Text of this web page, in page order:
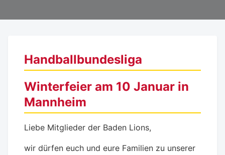
Handballbundesliga
Winterfeier am 10 Januar in
Mannheim
Liebe Mitglieder der Baden Lions,
wir dürfen euch und eure Familien zu unserer